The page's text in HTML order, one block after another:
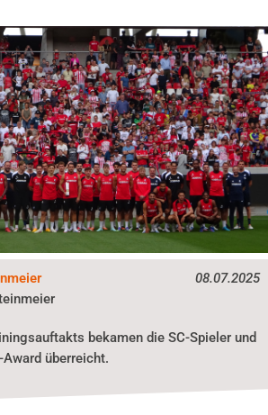
08.07.2025
bekamen die SC-Spieler und
überreicht.